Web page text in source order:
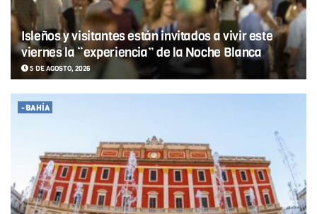
Isleños y visitantes están invitados a vivir este
viernes la “experiencia” de la Noche Blanca
5 DE AGOSTO, 2026
-BAHÍA